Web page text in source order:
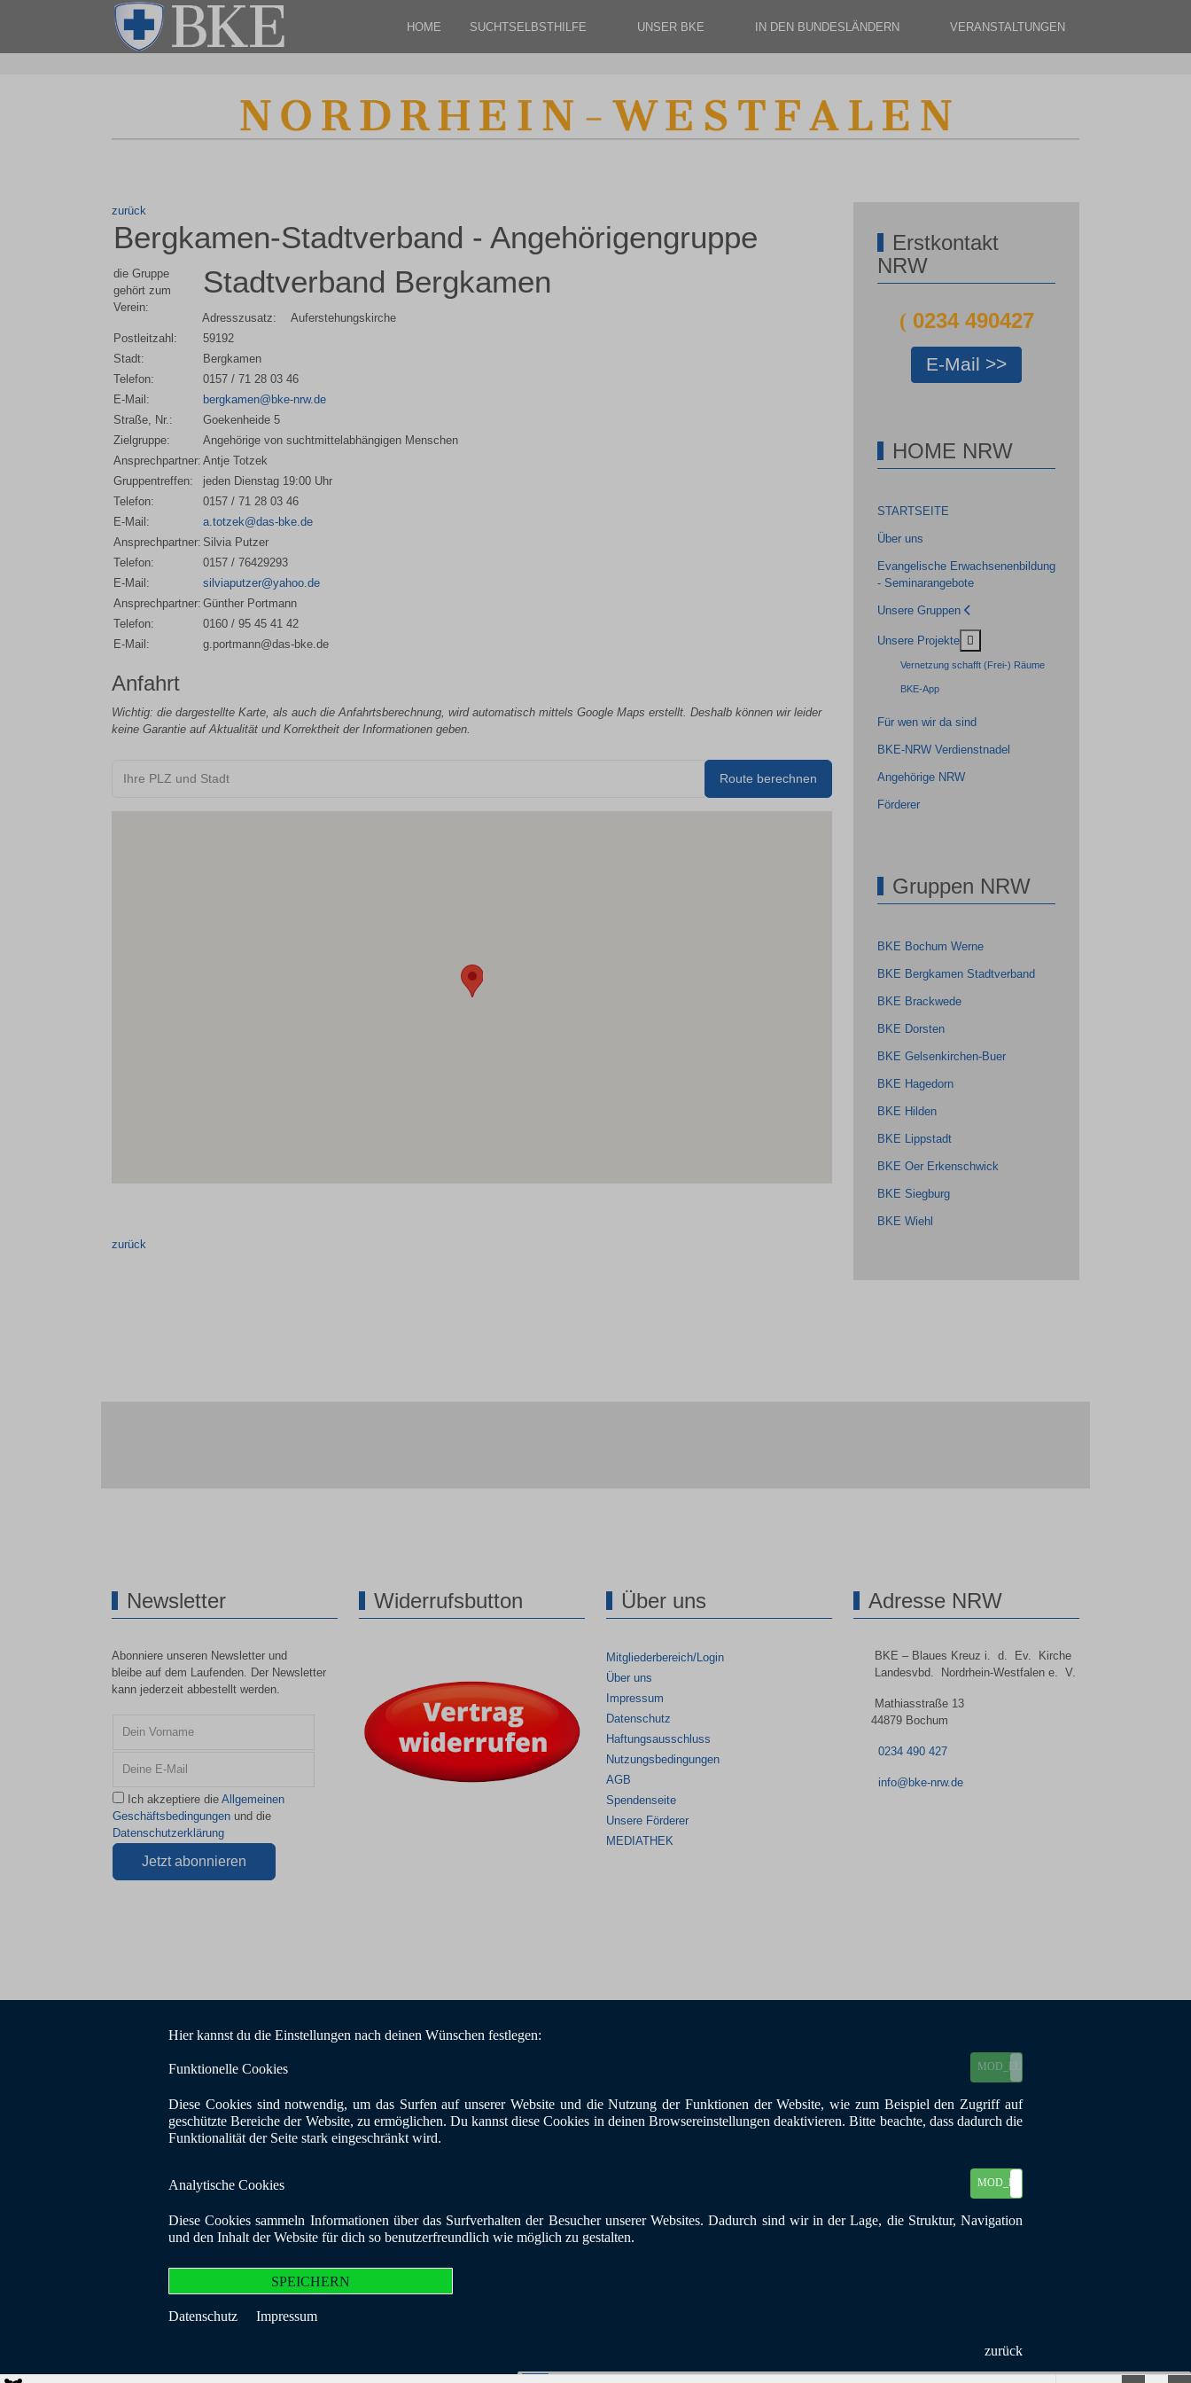
HOME SUCHTSELBSTHILFE UNSER BKE IN DEN BUNDESLÄNDERN VERANSTALTUNGEN
zurück
Bergkamen-Stadtverband - Angehörigengruppe
die Gruppe
gehört zum
Verein:
Stadtverband Bergkamen
Adresszusatz:
Auferstehungskirche
Postleitzahl:
59192
Stadt:
Bergkamen
Telefon:
0157 / 71 28 03 46
E-Mail:
bergkamen@bke-nrw.de
Straße, Nr.:
Goekenheide 5
Zielgruppe:
Angehörige von suchtmittelabhängigen Menschen
Ansprechpartner: Antje Totzek
Gruppentreffen:
jeden Dienstag 19:00 Uhr
Telefon:
0157 / 71 28 03 46
E-Mail:
a.totzek@das-bke.de
Ansprechpartner: Silvia Putzer
Telefon:
0157 / 76429293
E-Mail:
silviaputzer@yahoo.de
Ansprechpartner: Günther Portmann
Telefon:
0160 / 95 45 41 42
E-Mail:
g.portmann@das-bke.de
Anfahrt
Wichtig: die dargestellte Karte, als auch die Anfahrtsberechnung, wird automatisch mittels Google Maps erstellt. Deshalb können wir leider
keine Garantie auf Aktualität und Korrektheit der Informationen geben.
zurück
Erstkontakt
NRW
(0234 490427
E-Mail >>
HOME NRW
STARTSEITE
Über uns
Evangelische Erwachsenenbildung
- Seminarangebote
Unsere Gruppen
Unsere Projekte
Vernetzung schafft (Frei-) Räume
BKE-App
Für wen wir da sind
BKE-NRW Verdienstnadel
Angehörige NRW
Förderer
Gruppen NRW
BKE Bochum Werne
BKE Bergkamen Stadtverband
BKE Brackwede
BKE Dorsten
BKE Gelsenkirchen-Buer
BKE Hagedorn
BKE Hilden
BKE Lippstadt
BKE Oer Erkenschwick
BKE Siegburg
BKE Wiehl
Hier kannst du die Einstellungen nach deinen Wünschen festlegen:
Funktionelle Cookies MOD_EU_COOKIES_ON
Diese Cookies sind notwendig, um das Surfen auf unserer Website und die Nutzung der Funktionen der Website, wie zum Beispiel den Zugriff auf
geschützte Bereiche der Website, zu ermöglichen. Du kannst diese Cookies in deinen Browsereinstellungen deaktivieren. Bitte beachte, dass dadurch die
Funktionalität der Seite stark eingeschränkt wird.
Analytische Cookies MOD_EU_COOKIES_ON
Diese Cookies sammeln Informationen über das Surfverhalten der Besucher unserer Websites. Dadurch sind wir in der Lage, die Struktur, Navigation
und den Inhalt der Website für dich so benutzerfreundlich wie möglich zu gestalten.
SPEICHERN
Datenschutz Impressum
zurück
Newsletter
Abonniere unseren Newsletter und
bleibe auf dem Laufenden. Der Newsletter
kann jederzeit abbestellt werden.
Ich akzeptiere die Allgemeinen
Geschäftsbedingungen und die
Datenschutzerklärung
Widerrufsbutton Über uns
Mitgliederbereich/Login
Über uns
Impressum
Datenschutz
Haftungsausschluss
Nutzungsbedingungen
AGB
Spendenseite
Unsere Förderer
MEDIATHEK
Adresse NRW
BKE – Blaues Kreuz i. d. Ev. Kirche
Landesvbd. Nordrhein-Westfalen e. V.
Mathiasstraße 13
44879 Bochum
0234 490 427
info@bke-nrw.de